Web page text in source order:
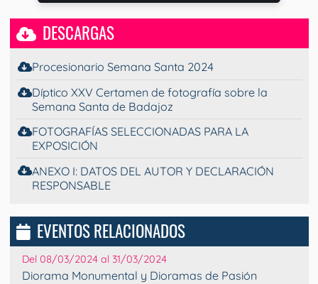
DESCARGAS
Procesionario Semana Santa 2024
Díptico XXV Certamen de fotografía sobre la
Semana Santa de Badajoz
FOTOGRAFÍAS SELECCIONADAS PARA LA
EXPOSICIÓN
ANEXO I: DATOS DEL AUTOR Y DECLARACIÓN
RESPONSABLE
EVENTOS RELACIONADOS
Del 08/03/2024 al 31/03/2024
Diorama Monumental y Dioramas de Pasión